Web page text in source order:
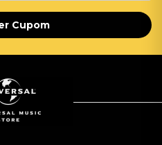
Cupom